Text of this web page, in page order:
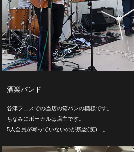
酒楽バンド
谷津フェスでの当店の箱バンの模様です。
ちなみにボーカルは店主です。
5人全員が写っていないのが残念(笑) 。